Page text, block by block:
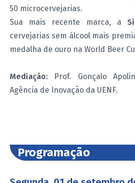
50 microcervejarias.
Sua mais recente marca, a
cervejarias sem álcool mais
medalha de ouro na World Beer
Mediação: Prof. Gonçalo
Agência de Inovação da UENF.
Programação